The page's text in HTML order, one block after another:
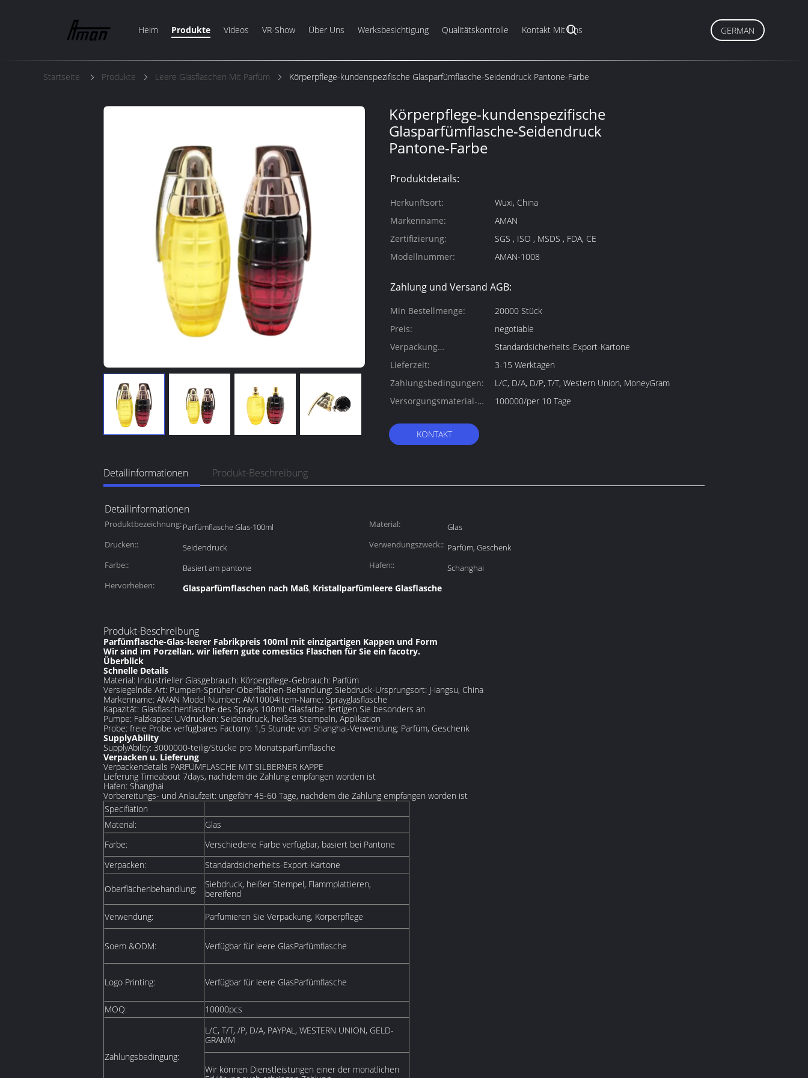
Heim Produkte Videos VR-Show Über Uns Werksbesichtigung Qualitätskontrolle Kontakt Mit Uns GERMAN
Startseite Produkte Leere Glasflaschen Mit Parfüm Körperpflege-kundenspezifische Glasparfümflasche-Seidendruck Pantone-Farbe
Körperpflege-kundenspezifische
Glasparfümflasche-Seidendruck
Pantone-Farbe
Produktdetails:
Herkunftsort:
Wuxi, China
Markenname:
AMAN
Zertifizierung:
SGS , ISO , MSDS , FDA, CE
Modellnummer:
AMAN-1008
Zahlung und Versand AGB:
Min Bestellmenge:
20000 Stück
Preis:
negotiable
Verpackung
Informationen:
Standardsicherheits-Export-Kartone
Lieferzeit:
3-15 Werktagen
Zahlungsbedingungen:
L/C, D/A, D/P, T/T, Western Union, MoneyGram
Versorgungsmaterial-
100000/per 10 Tage
KONTAKT
Detailinformationen Produkt-Beschreibung
Detailinformationen
Produktbezeichnung:Parfümflasche Glas-100ml Material:
Glas
Drucken::
Seidendruck Verwendungszweck:: Parfüm, Geschenk
Farbe::
Basiert am pantone Hafen::
Schanghai
Hervorheben:
Glasparfümflaschen nach Maß, Kristallparfümleere Glasflasche
Produkt-Beschreibung
Parfümflasche-Glas-leerer Fabrikpreis 100ml mit einzigartigen Kappen und Form
Wir sind im Porzellan, wir liefern gute comestics Flaschen für Sie ein facotry.
Überblick
Schnelle Details
Material: Industrieller Glasgebrauch: Körperpflege-Gebrauch: Parfüm
Versiegelnde Art: Pumpen-Sprüher-Oberflächen-Behandlung: Siebdruck-Ursprungsort: J-iangsu, China
Markenname: AMAN Model Number: AM10004Item-Name: Sprayglasflasche
Kapazität: Glasflaschenflasche des Sprays 100ml: Glasfarbe: fertigen Sie besonders an
Pumpe: Falzkappe: UVdrucken: Seidendruck, heißes Stempeln, Applikation
Probe: freie Probe verfügbares Factorry: 1,5 Stunde von Shanghai-Verwendung: Parfüm, Geschenk
SupplyAbility
SupplyAbility: 3000000-teilig/Stücke pro Monatsparfümflasche
Verpacken u. Lieferung
Verpackendetails PARFÜMFLASCHE MIT SILBERNER KAPPE
Lieferung Timeabout 7days, nachdem die Zahlung empfangen worden ist
Hafen: Shanghai
Vorbereitungs- und Anlaufzeit: ungefähr 45-60 Tage, nachdem die Zahlung empfangen worden ist
Specifiation
Material:
Glas
Farbe:
Verschiedene Farbe verfügbar, basiert bei Pantone
Verpacken:
Standardsicherheits-Export-Kartone
Oberflächenbehandlung:
Siebdruck, heißer Stempel, Flammplattieren,
bereifend
Verwendung:
Parfümieren Sie Verpackung, Körperpflege
Soem &ODM: Verfügbar für leere GlasParfümflasche
Logo Printing: Verfügbar für leere GlasParfümflasche
MOQ: 10000pcs
Zahlungsbedingung:
L/C, T/T, /P, D/A, PAYPAL, WESTERN UNION, GELD-
GRAMM
Wir können Dienstleistungen einer der monatlichen